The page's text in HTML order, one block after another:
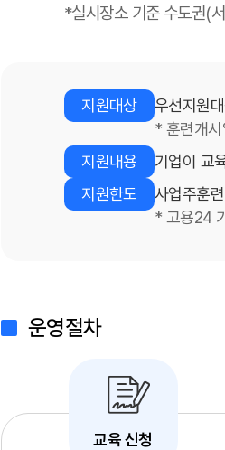
*실시장소 기준 수도권(
지원대상
우선지원
* 훈련개
지원내용
기업이 교
지원한도
사업주훈
* 고용24
운영절차
교육 신청